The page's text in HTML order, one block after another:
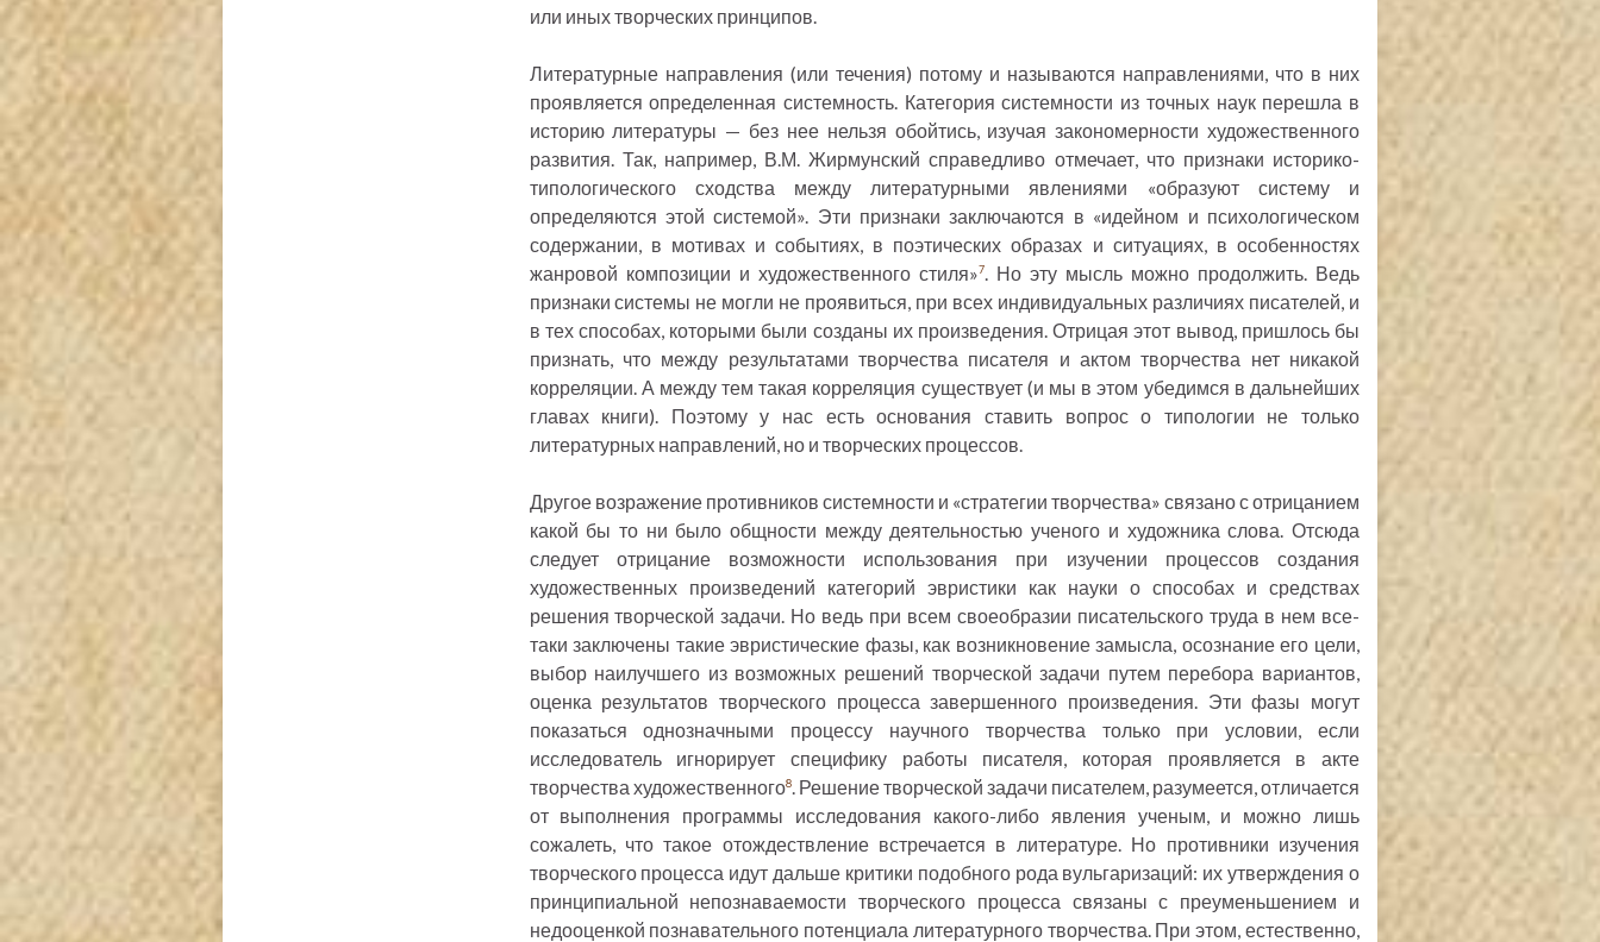
или иных творческих принципов.
Литературные направления (или течения) потому и называются направлениями, что в них
проявляется определенная системность. Категория системности из точных наук перешла в
историю литературы — без нее нельзя обойтись, изучая закономерности художественного
развития. Так, например, В.М. Жирмунский справедливо отмечает, что признаки историко-
типологического сходства между литературными явлениями «образуют систему и
определяются этой системой». Эти признаки заключаются в «идейном и психологическом
содержании, в мотивах и событиях, в поэтических образах и ситуациях, в особенностях
жанровой композиции и художественного стиля»7. Но эту мысль можно продолжить. Ведь
признаки системы не могли не проявиться, при всех индивидуальных различиях писателей, и
в тех способах, которыми были созданы их произведения. Отрицая этот вывод, пришлось бы
признать, что между результатами творчества писателя и актом творчества нет никакой
корреляции. А между тем такая корреляция существует (и мы в этом убедимся в дальнейших
главах книги). Поэтому у нас есть основания ставить вопрос о типологии не только
литературных направлений, но и творческих процессов.
Другое возражение противников системности и «стратегии творчества» связано с отрицанием
какой бы то ни было общности между деятельностью ученого и художника слова. Отсюда
следует отрицание возможности использования при изучении процессов создания
художественных произведений категорий эвристики как науки о способах и средствах
решения творческой задачи. Но ведь при всем своеобразии писательского труда в нем все-
таки заключены такие эвристические фазы, как возникновение замысла, осознание его цели,
выбор наилучшего из возможных решений творческой задачи путем перебора вариантов,
оценка результатов творческого процесса завершенного произведения. Эти фазы могут
показаться однозначными процессу научного творчества только при условии, если
исследователь игнорирует специфику работы писателя, которая проявляется в акте
творчества художественного8. Решение творческой задачи писателем, разумеется, отличается
от выполнения программы исследования какого-либо явления ученым, и можно лишь
сожалеть, что такое отождествление встречается в литературе. Но противники изучения
творческого процесса идут дальше критики подобного рода вульгаризаций: их утверждения о
принципиальной непознаваемости творческого процесса связаны с преуменьшением и
недооценкой познавательного потенциала литературного творчества. При этом, естественно,